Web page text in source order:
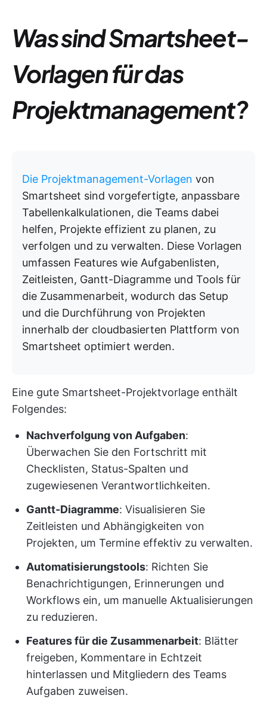
Was sind Smartsheet-
Vorlagen für das
Projektmanagement?
Die Projektmanagement-Vorlagen von
Smartsheet sind vorgefertigte, anpassbare
Tabellenkalkulationen, die Teams dabei
helfen, Projekte effizient zu planen, zu
verfolgen und zu verwalten. Diese Vorlagen
umfassen Features wie Aufgabenlisten,
Zeitleisten, Gantt-Diagramme und Tools für
die Zusammenarbeit, wodurch das Setup
und die Durchführung von Projekten
innerhalb der cloudbasierten Plattform von
Smartsheet optimiert werden.
Eine gute Smartsheet-Projektvorlage enthält
Folgendes:
Nachverfolgung von Aufgaben:
Überwachen Sie den Fortschritt mit
Checklisten, Status-Spalten und
zugewiesenen Verantwortlichkeiten.
Gantt-Diagramme: Visualisieren Sie
Zeitleisten und Abhängigkeiten von
Projekten, um Termine effektiv zu verwalten.
Automatisierungstools: Richten Sie
Benachrichtigungen, Erinnerungen und
Workflows ein, um manuelle Aktualisierungen
zu reduzieren.
Features für die Zusammenarbeit: Blätter
freigeben, Kommentare in Echtzeit
hinterlassen und Mitgliedern des Teams
Aufgaben zuweisen.